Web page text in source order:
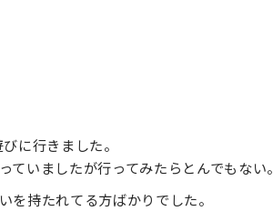
に行きました。
いましたが行ってみたらとんでもない。
持たれてる方ばかりでした。